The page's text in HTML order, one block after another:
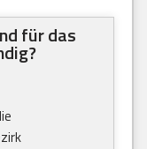
für das